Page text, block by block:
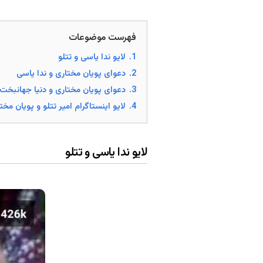
فهرست موضوعات
1. لایو ندا یاسی و تتلو
2. دعوای پویان مختاری و ندا یاسی
3. دعوای پویان مختاری و دنیا جهانبخت
4. لایو اینستاگرام امیر تتلو و پویان
لایو ندا یاسی و تتلو